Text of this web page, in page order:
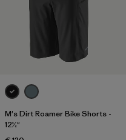
M's Dirt Roamer Bike Shorts -
12½"